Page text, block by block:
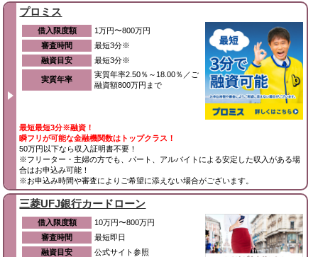
プロミス
借入限度額
1万円〜800万円
審査時間
最短3分※
融資目安
最短3分※
実質年率
実質年率2.50％～18.00％／ご
融資額800万円まで
最短最短3分※融資！
瞬フリが可能な金融機関数はトップクラス！
50万円以下なら収入証明書不要！
※フリーター・主婦の方でも、パート、アルバイトによる安定した収入がある場
合はお申込み可能！
※お申込み時間や審査によりご希望に添えない場合がございます。
三菱UFJ銀行カードローン
借入限度額
10万円〜800万円
審査時間
最短即日
融資目安
公式サイト参照